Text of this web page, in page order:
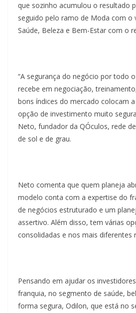
que sozinho acumulou o resultado
seguido pelo ramo de Moda com o
Saúde, Beleza e Bem-Estar com o
“A segurança do negócio por todo
recebe em negociação,
bons índices do mercado colocam
opção de investimento muito
Neto, fundador da QÓculos, rede
de sol e de grau.
Neto comenta que quem planeja
modelo conta com a expertise do
de negócios estruturado e um
assertivo. Além disso, tem várias
consolidadas e nos mais diferentes
Pensando em ajudar os
franquia, no segmento de saúde,
forma segura, Odilon, que está no